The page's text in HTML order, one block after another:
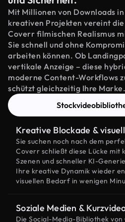
Mit Millionen von Downloads
kreativen Projekten vereint
Coverr filmischen Realismus
Sie schnell und ohne
arbeiten können. Ob
vertikale Anzeige – diese
moderne Content-Workflows
schützt gleichzeitig Ihre Marke.
Kreative Blockade &
Sie suchen noch nach dem
Coverr schließt diese Lücke mit
Szenen und schneller KI-
Ihre kreative Dynamik wieder
visuellen Bedarf in wenigen
Soziale Medien &
Die Social-Media-Bibliothek